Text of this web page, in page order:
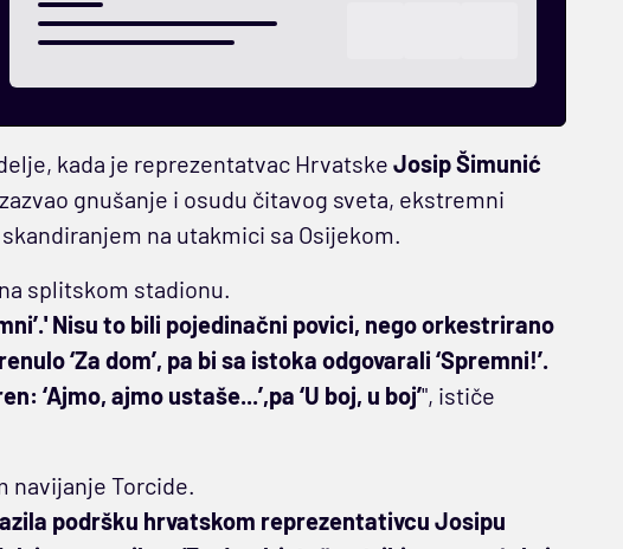
kada je reprezentatvac Hrvatske Josip Šimunić
gnušanje i osudu čitavog sveta, ekstremni
na utakmici sa Osijekom.
splitskom stadionu.
Nisu to bili pojedinačni povici, nego orkestrirano
‘Za dom’, pa bi sa istoka odgovarali ‘Spremni!’.
‘Ajmo, ajmo ustaše...’,pa ‘U boj, u boj’", ističe
navijanje Torcide.
podršku hrvatskom reprezentativcu Josipu